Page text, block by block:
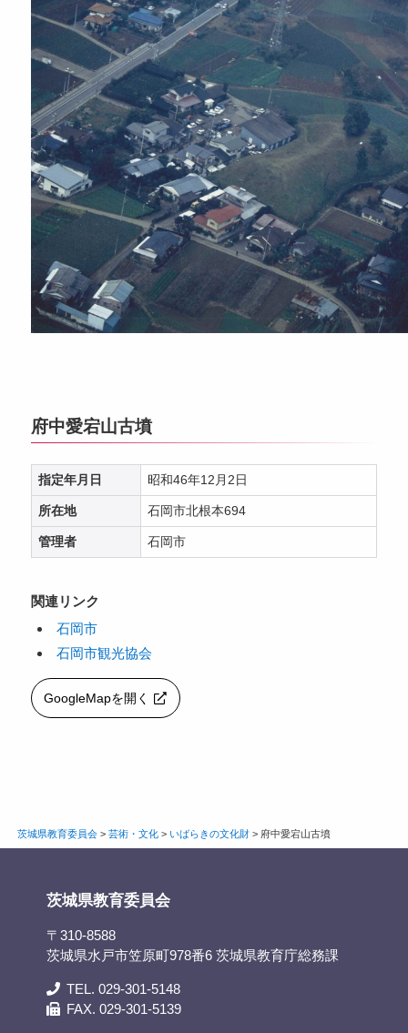
府中愛宕山古墳
指定年月日 昭和46年12月2日
所在地 石岡市北根本694
管理者 石岡市
関連リンク
石岡市
石岡市観光協会
GoogleMapを開く
茨城県教育委員会> 芸術・文化> いばらきの文化財> 府中愛宕山古墳
茨城県教育委員会
〒310-8588
茨城県水戸市笠原町978番6 茨城県教育庁総務課
TEL. 029-301-5148
FAX. 029-301-5139